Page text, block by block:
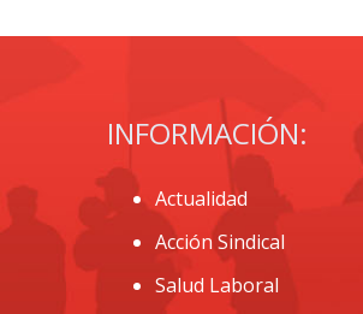
INFORMACIÓN:
Actualidad
Acción Sindical
Salud Laboral